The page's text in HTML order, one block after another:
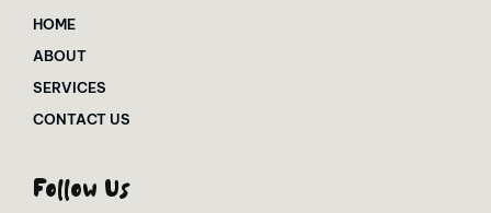
HOME
ABOUT
SERVICES
CONTACT US
Follow Us